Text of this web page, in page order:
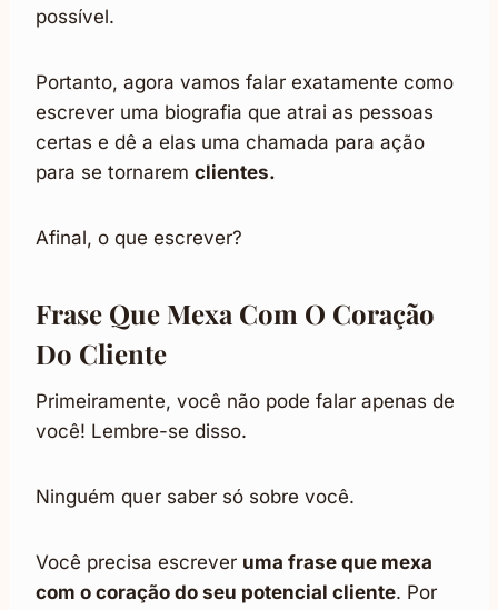
possível.
Portanto, agora vamos falar exatamente como
escrever uma biografia que atrai as pessoas
certas e dê a elas uma chamada para ação
para se tornarem clientes.
Afinal, o que escrever?
Frase Que Mexa Com O Coração
Do Cliente
Primeiramente, você não pode falar apenas de
você! Lembre-se disso.
Ninguém quer saber só sobre você.
Você precisa escrever uma frase que mexa
com o coração do seu potencial cliente. Por